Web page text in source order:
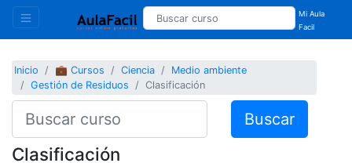
Mi Aula
Facil
Inicio 💼 Cursos Ciencia
Medio ambiente
Gestión de Residuos
Clasificación
Buscar
Clasificación